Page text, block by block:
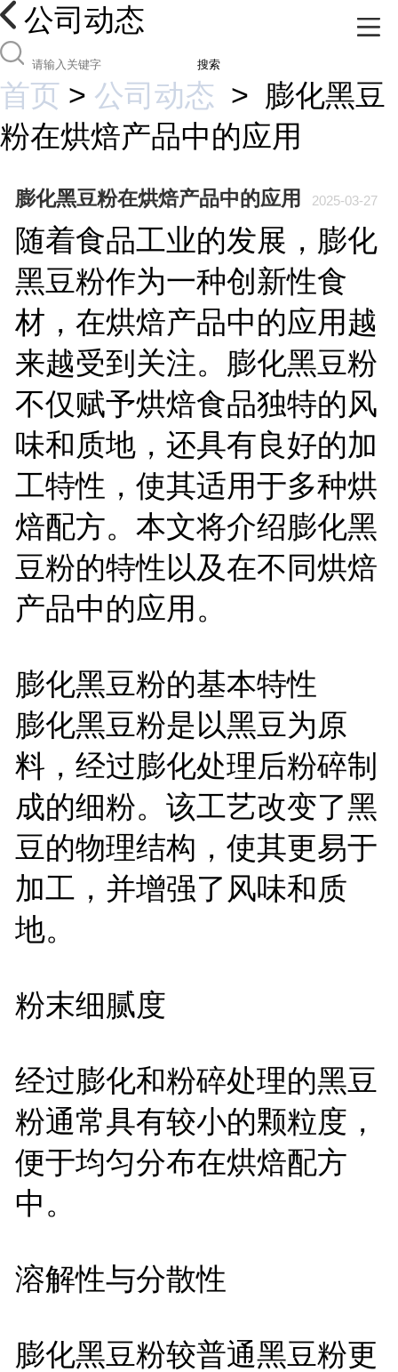
公司动态
搜索
首页 > 公司动态 > 膨化黑豆
粉在烘焙产品中的应用
膨化黑豆粉在烘焙产品中的应用 2025-03-27
随着食品工业的发展，膨化
黑豆粉作为一种创新性食
材，在烘焙产品中的应用越
来越受到关注。膨化黑豆粉
不仅赋予烘焙食品独特的风
味和质地，还具有良好的加
工特性，使其适用于多种烘
焙配方。本文将介绍膨化黑
豆粉的特性以及在不同烘焙
产品中的应用。
膨化黑豆粉的基本特性
膨化黑豆粉是以黑豆为原
料，经过膨化处理后粉碎制
成的细粉。该工艺改变了黑
豆的物理结构，使其更易于
加工，并增强了风味和质
地。
粉末细腻度
经过膨化和粉碎处理的黑豆
粉通常具有较小的颗粒度，
便于均匀分布在烘焙配方
中。
溶解性与分散性
膨化黑豆粉较普通黑豆粉更